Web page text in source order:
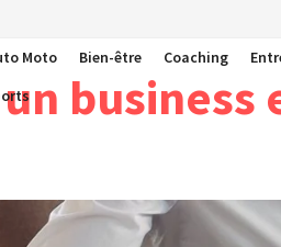
Moto Bien-être Coaching